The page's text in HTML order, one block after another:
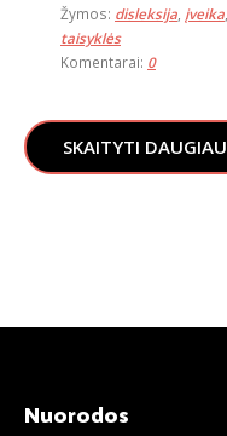
Žymos: disleksija įveika
taisyklės
Komentarai: 0
SKAITYTI DAUGIAU
Nuorodos